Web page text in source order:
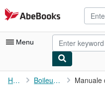
Skip to main content
AbeBooks.com
Menu
My Account
Home Boileux J.M.